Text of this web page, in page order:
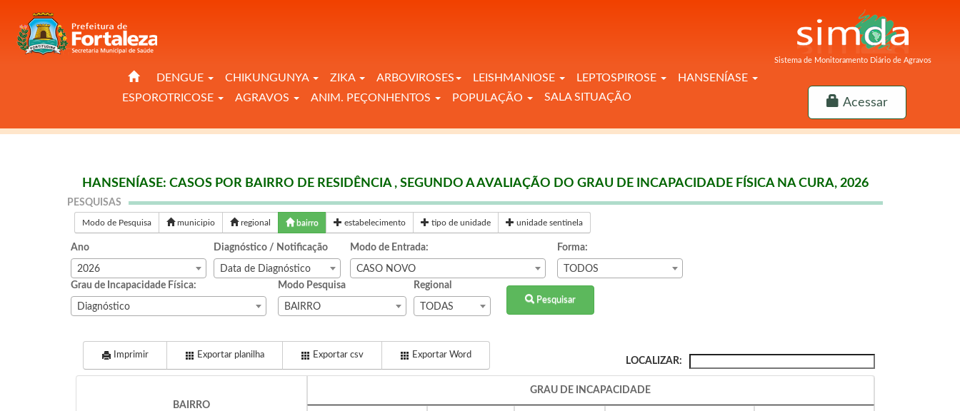
Sistema de Monitoramento Diário de Agravos
DENGUE CHIKUNGUNYA ZIKA ARBOVIROSES LEISHMANIOSE LEPTOSPIROSE
HANSENÍASE
ESPOROTRICOSE
AGRAVOS ANIM. PEÇONHENTOS POPULAÇÃO SALA SITUAÇÃO Acessar
HANSENÍASE: CASOS POR BAIRRO DE RESIDÊNCIA , SEGUNDO A AVALIAÇÃO DO GRAU DE INCAPACIDADE FÍSICA NA CURA, 2026
PESQUISAS
Modo de Pesquisa municipio regional bairro estabelecimento tipo de unidade unidade sentinela
Ano
2026
Diagnóstico / Notificação
Data de Diagnóstico
Modo de Entrada:
CASO NOVO
Forma:
TODOS
Grau de Incapacidade Física:
Diagnóstico
Modo Pesquisa
BAIRRO
Regional
TODAS
Pesquisar
Imprimir Exportar planilha Exportar csv Exportar Word
LOCALIZAR:
BAIRRO
GRAU DE INCAPACIDADE